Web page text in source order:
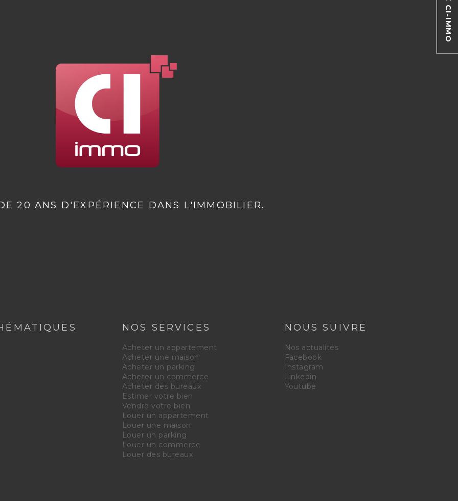
20 ANS D'EXPÉRIENCE DANS L'IMMOBILIER.
NOS SERVICES
Acheter un appartement
Acheter une maison
Acheter un parking
Acheter un commerce
Acheter des bureaux
Estimer votre bien
Vendre votre bien
Louer un appartement
Louer une maison
Louer un parking
Louer un commerce
Louer des bureaux
NOUS SUIVRE
Nos actualités
Facebook
Instagram
Linkedin
Youtube